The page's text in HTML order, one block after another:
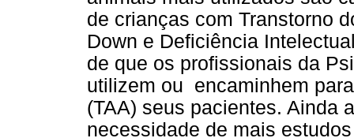
de crianças com Transtorno
Down e Deficiência
de que os profissionais da
utilizem ou encaminhem
(TAA) seus pacientes. Ainda
necessidade de mais